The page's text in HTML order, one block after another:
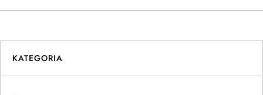
w
i
gKATEGORIA